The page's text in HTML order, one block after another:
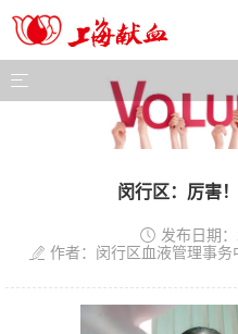

闵行区：厉害
 发布日期
 作者：闵行区血液管理事务